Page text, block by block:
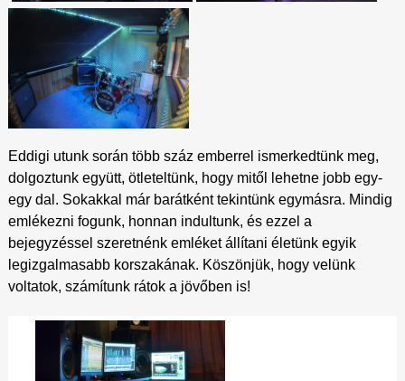
Eddigi utunk során több száz emberrel ismerkedtünk meg,
dolgoztunk együtt, ötleteltünk, hogy mitől lehetne jobb egy-
egy dal. Sokakkal már barátként tekintünk egymásra. Mindig
emlékezni fogunk, honnan indultunk, és ezzel a
bejegyzéssel szeretnénk emléket állítani életünk egyik
legizgalmasabb korszakának. Köszönjük, hogy velünk
voltatok, számítunk rátok a jövőben is!